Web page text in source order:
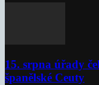
15. srpna úřady
španělské Ceuty